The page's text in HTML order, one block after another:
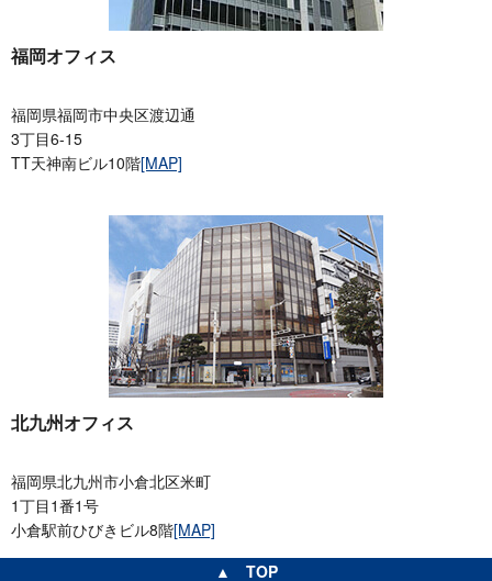
福岡オフィス
福岡県福岡市中央区渡辺通
3丁目6-15
TT天神南ビル10階[MAP]
北九州オフィス
福岡県北九州市小倉北区米町
1丁目1番1号
小倉駅前ひびきビル8階[MAP]
▲ TOP